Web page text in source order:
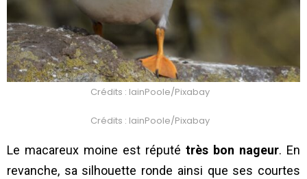
Crédits : IainPoole/Pixabay
Crédits : IainPoole/Pixabay
Le macareux moine est réputé très bon nageur. En
revanche, sa silhouette ronde ainsi que ses courtes